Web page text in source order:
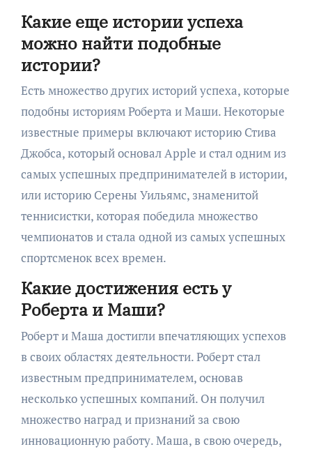
Какие еще истории успеха
можно найти подобные
истории?
Есть множество других историй успеха, которые
подобны историям Роберта и Маши. Некоторые
известные примеры включают историю Стива
Джобса, который основал Apple и стал одним из
самых успешных предпринимателей в истории,
или историю Серены Уильямс, знаменитой
теннисистки, которая победила множество
чемпионатов и стала одной из самых успешных
спортсменок всех времен.
Какие достижения есть у
Роберта и Маши?
Роберт и Маша достигли впечатляющих успехов
в своих областях деятельности. Роберт стал
известным предпринимателем, основав
несколько успешных компаний. Он получил
множество наград и признаний за свою
инновационную работу. Маша, в свою очередь,